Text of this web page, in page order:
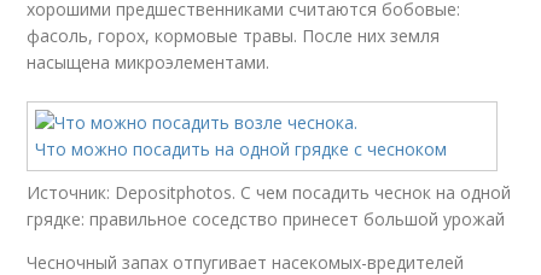
хорошими предшественниками считаются бобовые:
фасоль, горох, кормовые травы. После них земля
насыщена микроэлементами.
Источник: Depositphotos. С чем посадить чеснок на одной
грядке: правильное соседство принесет большой урожай
Чесночный запах отпугивает насекомых-вредителей